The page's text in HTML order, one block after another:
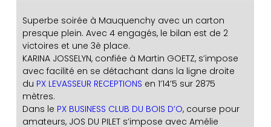
Superbe soirée à Mauquenchy avec un carton
presque plein. Avec 4 engagés, le bilan est de 2
victoires et une 3è place.
KARINA JOSSELYN, confiée à Martin GOETZ, s’impose
avec facilité en se détachant dans la ligne droite
du PX LEVASSEUR RECEPTIONS en 1’14’5 sur 2875
mètres.
Dans le PX BUSINESS CLUB DU BOIS D’O, course pour
amateurs, JOS DU PILET s’impose avec Amélie